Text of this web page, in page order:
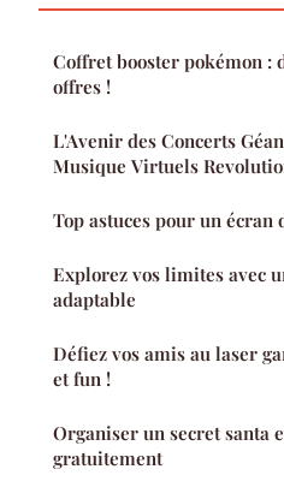
Coffret booster pokémon :
offres !
L'Avenir des Concerts
Musique Virtuels
Top astuces pour un
Explorez vos limites avec
adaptable
Défiez vos amis au laser
et fun !
Organiser un secret santa
gratuitement